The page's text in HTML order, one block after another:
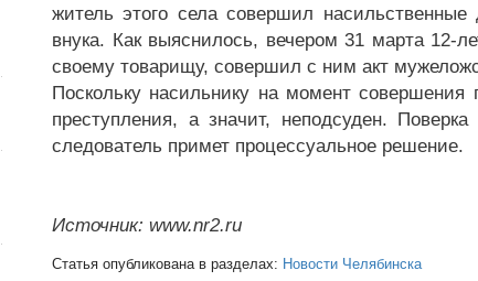
житель этого села совершил насильственные
внука. Как выяснилось, вечером 31 марта 12-
своему товарищу, совершил с ним акт
Поскольку насильнику на момент совершения
преступления, а значит, неподсуден.
следователь примет процессуальное решение.
Источник: www.nr2.ru
Статья опубликована в разделах: Новости Челябинска